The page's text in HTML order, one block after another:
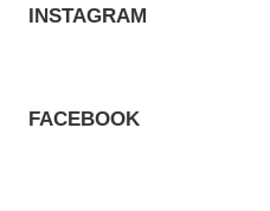
INSTAGRAM
FACEBOOK